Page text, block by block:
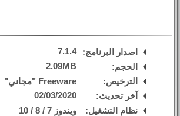
اصدار البرنامج:
7.1.4
الحجم:
2.09MB
الترخيص:
Freeware "مجاني"
آخر تحديث:
02/03/2020
نظام التشغيل:
ويندوز 7 / 8 / 10